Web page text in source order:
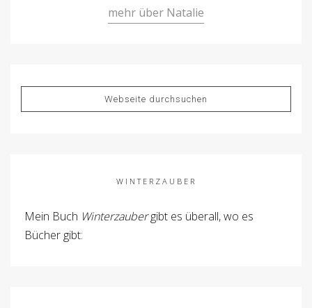
mehr über Natalie
WINTERZAUBER
Mein Buch Winterzaubergibt es überall, wo es
Bücher gibt: